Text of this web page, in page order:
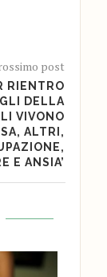
post
RIENTRO
DELLA
VIVONO
ALTRI,
E ANSIA’